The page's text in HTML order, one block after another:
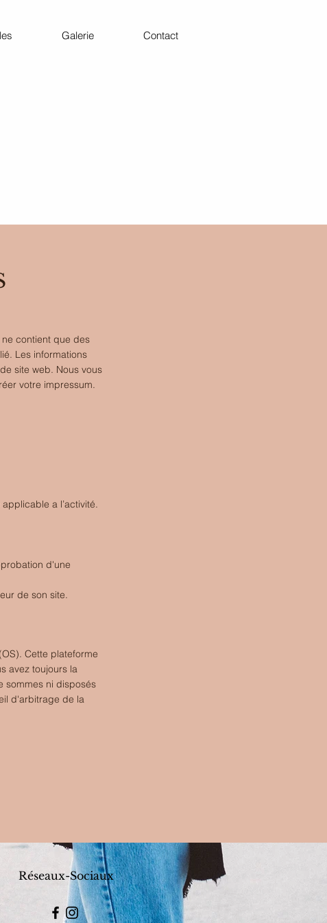
Galerie Contact
contient que des
Les informations
site web. Nous vous
votre impressum.
a l’activité.
d'une
de son site.
Cette plateforme
avez toujours la
sommes ni disposés
d'arbitrage de la
Réseaux-Sociaux